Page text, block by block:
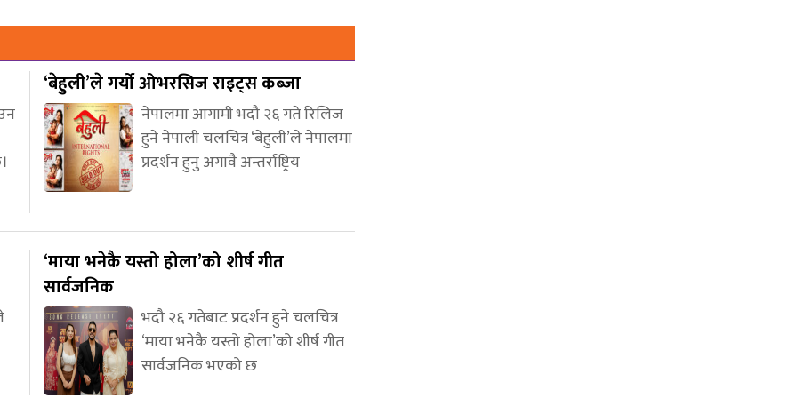
‘बेहुली’ले गर्यो ओभरसिज राइट्स कब्जा
नेपालमा आगामी भदौ २६ गते रिलिज
हुने नेपाली चलचित्र ‘बेहुली’ले नेपालमा
प्रदर्शन हुनु अगावै अन्तर्राष्ट्रिय
‘माया भनेकै यस्तो होला’को शीर्ष गीत
सार्वजनिक
भदौ २६ गतेबाट प्रदर्शन हुने चलचित्र
‘माया भनेकै यस्तो होला’को शीर्ष गीत
सार्वजनिक भएको छ